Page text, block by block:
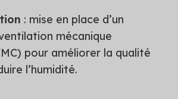
: mise en place d’un
mécanique
pour améliorer la qualité
l’humidité.